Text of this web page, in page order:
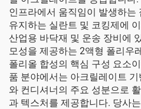
인프라에서 움직임이 발생하는
유지하는 실란트 및 코킹제에
산업용 바닥재 및 운송 장비에
모성을 제공하는 2액형 폴리우
폴리올 합성의 핵심 구성 요소
품 분야에서는 아크릴레이트
와 컨디셔너의 주요 성분으로
과 텍스처를 제공합니다. 당사